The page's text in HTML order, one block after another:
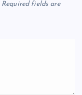
Required fields are